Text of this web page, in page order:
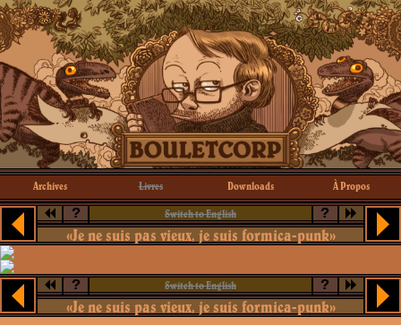
Archives Livres Downloads À Propos
? Switch to English ?
«Je ne suis pas vieux, je suis formica-punk»
? Switch to English ?
«Je ne suis pas vieux, je suis formica-punk»